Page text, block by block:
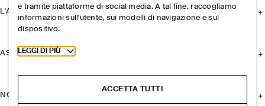
L'AZIENDA
ASSISTENZA
NOTE LEGALI
e tramite piattaforme di social media. A tal fine, raccogliamo
informazioni sull'utente, sui modelli di navigazione e sul
dispositivo.
Toggle more cookie information
LEGGI DI PIÙ
ACCETTA TUTTI